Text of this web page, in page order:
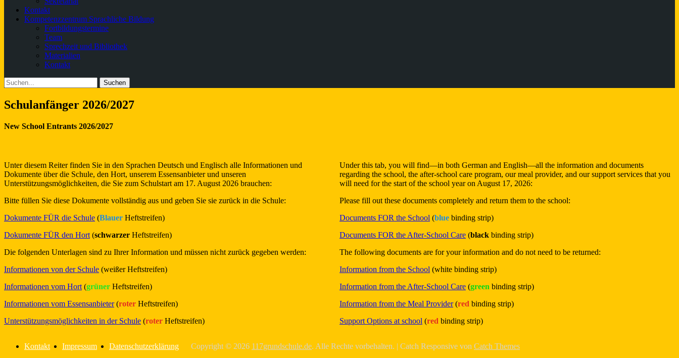
Kontakt
Kompetenzzentrum Sprachliche Bildung
Fortbildungstermine
Team
Sprechzeit und Bibliothek
Materialien
Kontakt
Suchen
Suche
nach:
Schulanfänger 2026/2027
New School Entrants 2026/2027
Unter diesem Reiter finden Sie in den Sprachen Deutsch und Englisch alle Informationen und
Dokumente über die Schule, den Hort, unserem Essensanbieter und unseren
Unterstützungsmöglichkeiten, die Sie zum Schulstart am 17. August 2026 brauchen:
Bitte füllen Sie diese Dokumente vollständig aus und geben Sie sie zurück in die Schule:
Dokumente FÜR die Schule (Blauer Heftstreifen)
Dokumente FÜR den Hort (schwarzer Heftstreifen)
Die folgenden Unterlagen sind zu Ihrer Information und müssen nicht zurück gegeben werden:
Informationen von der Schule (weißer Heftstreifen)
Informationen vom Hort (grüner Heftstreifen)
Informationen vom Essensanbieter(roter Heftstreifen)
Unterstützungsmöglichkeiten in der Schule (roter Heftstreifen)
Under this tab, you will find—in both German and English—all the information and documents
regarding the school, the after-school care program, our meal provider, and our support services that you
will need for the start of the school year on August 17, 2026:
Please fill out these documents completely and return them to the school:
Documents FOR the School (blue binding strip)
Documents FOR the After-School Care (black binding strip)
The following documents are for your information and do not need to be returned:
Information from the School (white binding strip)
Information from the After-School Care (green binding strip)
Information from the Meal Provider(red binding strip)
Support Options at school (red binding strip)
Kontakt Impressum Datenschutzerklärung Copyright © 2026 117grundschule.de. Alle Rechte vorbehalten. | Catch Responsive von Catch Themes